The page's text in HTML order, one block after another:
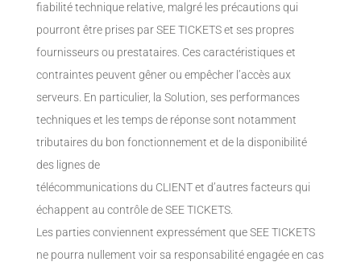
fiabilité technique relative, malgré les précautions qui
pourront être prises par SEE TICKETS et ses propres
fournisseurs ou prestataires. Ces caractéristiques et
contraintes peuvent gêner ou empêcher l’accès aux
serveurs. En particulier, la Solution, ses performances
techniques et les temps de réponse sont notamment
tributaires du bon fonctionnement et de la disponibilité
des lignes de
télécommunications du CLIENT et d’autres facteurs qui
échappent au contrôle de SEE TICKETS.
Les parties conviennent expressément que SEE TICKETS
ne pourra nullement voir sa responsabilité engagée en cas